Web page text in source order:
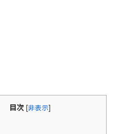
目次 [非表示]